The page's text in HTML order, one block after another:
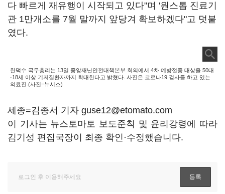
다 빠르게 재유행이 시작되고 있다"며 '원스톱 진료기
관 1만개소를 7월 말까지 앞당겨 확보하겠다"고 덧붙
였다.
한덕수 국무총리는 13일 중앙재난안전대책본부 회의에서 4차 예방접종 대상을 50대
·18세 이상 기저질환자까지 확대한다고 밝혔다. 사진은 코로나19 검사를 하고 있는
의료진.(사진=뉴시스)
세종=김종서 기자 guse12@etomato.com
이 기사는 뉴스토마토 보도준칙 및 윤리강령에 따라
김기성 편집국장이 최종 확인·수정했습니다.